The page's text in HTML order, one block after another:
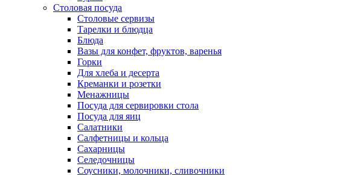
Столовая посуда
Столовые сервизы
Тарелки и блюдца
Блюда
Вазы для конфет, фруктов, варенья
Горки
Для хлеба и десерта
Креманки и розетки
Менажницы
Посуда для сервировки стола
Посуда для яиц
Салатники
Салфетницы и кольца
Сахарницы
Селедочницы
Соусники, молочники, сливочники